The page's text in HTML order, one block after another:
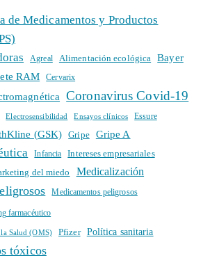
de Medicamentos y Productos
Agreal Alimentación ecológica Bayer
RAM Cervarix
Coronavirus Covid-19
Electrosensibilidad Ensayos clínicos Essure
(GSK) Gripe Gripe A
Infancia
Intereses empresariales
del miedo Medicalización
Medicamentos peligrosos
farmacéutico
Salud (OMS) Pfizer Política sanitaria
tóxicos